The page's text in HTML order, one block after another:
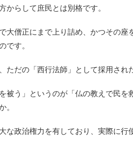
からして庶民とは別格です。
大僧正にまで上り詰め、かつその座
です。
ただの「西行法師」として採用され
被う」というのが「仏の教えで民を
。
な政治権力を有しており、実際に行